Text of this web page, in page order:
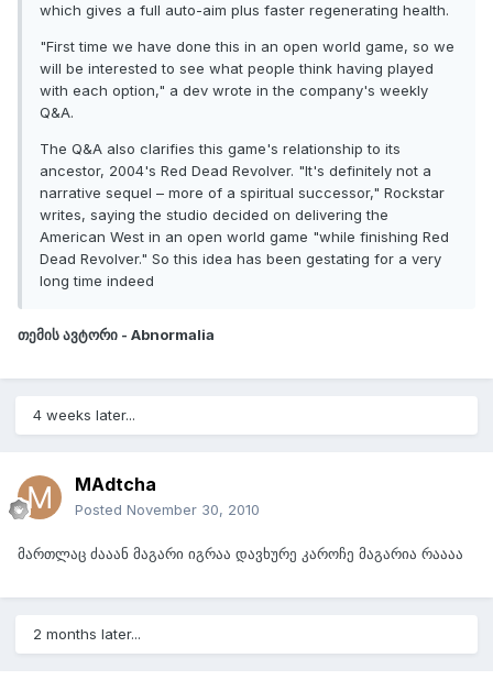
which gives a full auto-aim plus faster regenerating health.
"First time we have done this in an open world game, so we
will be interested to see what people think having played
with each option," a dev wrote in the company's weekly
Q&A.
The Q&A also clarifies this game's relationship to its
ancestor, 2004's Red Dead Revolver. "It's definitely not a
narrative sequel – more of a spiritual successor," Rockstar
writes, saying the studio decided on delivering the
American West in an open world game "while finishing Red
Dead Revolver." So this idea has been gestating for a very
long time indeed
თემის ავტორი - Abnormalia
4 weeks later...
MAdtcha
Posted November 30, 2010
მართლაც ძააან მაგარი იგრაა დავხურე კაროჩე მაგარია რაააა
2 months later...